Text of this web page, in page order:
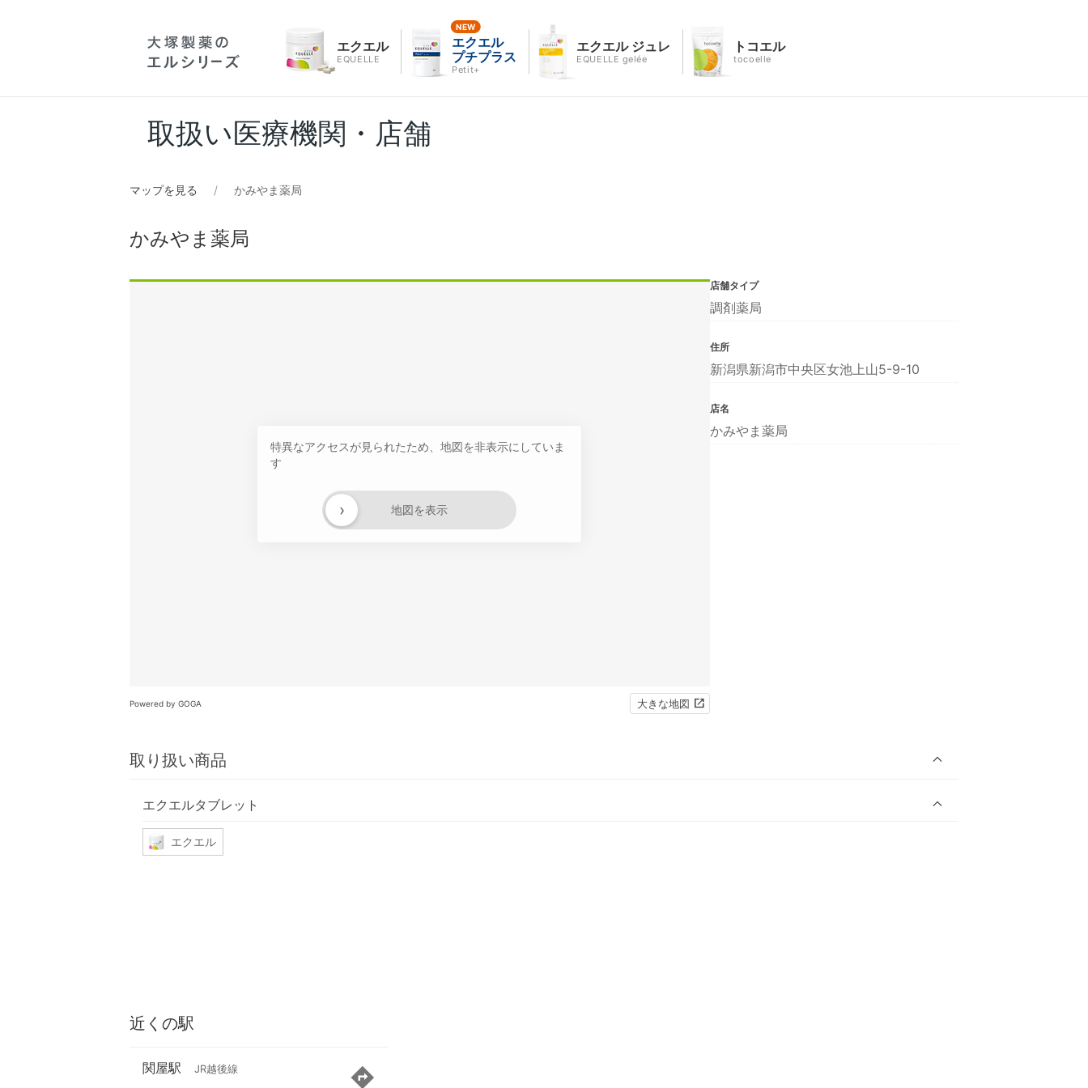
エクエル
EQUELLE
エクエル
プチプラス
Petit+
エクエル ジュレ
EQUELLE gelée
トコエル
tocoelle
取扱い医療機関・店舗
マップを見る かみやま薬局
かみやま薬局
特異なアクセスが見られたため、地図を非表示にしていま
す
地図を表示
›
Powered by GOGA 大きな地図
取り扱い商品
エクエルタブレット
エクエル
店舗タイプ
調剤薬局
住所
新潟県新潟市中央区女池上山5-9-10
店名
かみやま薬局
近くの駅
関屋駅 JR越後線